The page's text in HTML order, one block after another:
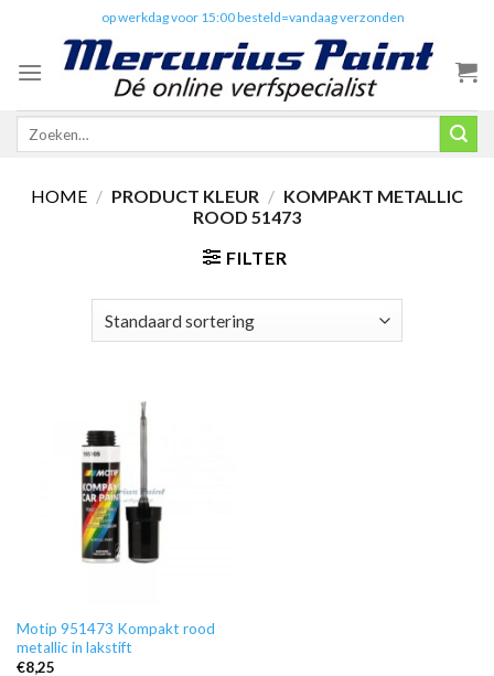
content
op werkdag voor 15:00 besteld=vandaag verzonden
Zoeken
HOME / PRODUCT KLEUR / KOMPAKT METALLIC
ROOD 51473
FILTER
Motip 951473 Kompakt rood
metallic in lakstift
€8,25